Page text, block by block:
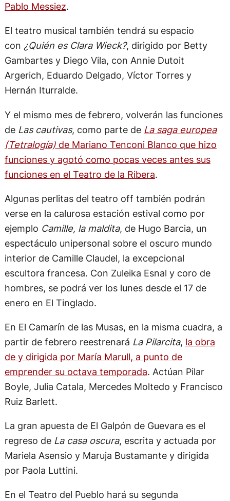
Pablo Messiez.
El teatro musical también tendrá su espacio
con ¿Quién es Clara Wieck?, dirigido por Betty
Gambartes y Diego Vila, con Annie Dutoit
Argerich, Eduardo Delgado, Víctor Torres y
Hernán Iturralde.
Y el mismo mes de febrero, volverán las funciones
de Las cautivas, como parte de La saga europea
(Tetralogía)de Mariano Tenconi Blanco que hizo
funciones y agotó como pocas veces antes sus
funciones en el Teatro de la Ribera.
Algunas perlitas del teatro off también podrán
verse en la calurosa estación estival como por
ejemplo Camille, la maldita, de Hugo Barcia, un
espectáculo unipersonal sobre el oscuro mundo
interior de Camille Claudel, la excepcional
escultora francesa. Con Zuleika Esnal y coro de
hombres, se podrá ver los lunes desde el 17 de
enero en El Tinglado.
En El Camarín de las Musas, en la misma cuadra, a
partir de febrero reestrenará La Pilarcita, la obra
de y dirigida por María Marull, a punto de
emprender su octava temporada. Actúan Pilar
Boyle, Julia Catala, Mercedes Moltedo y Francisco
Ruiz Barlett.
La gran apuesta de El Galpón de Guevara es el
regreso deLa casa oscura, escrita y actuada por
Mariela Asensio y Maruja Bustamante y dirigida
por Paola Luttini.
En el Teatro del Pueblo hará su segunda